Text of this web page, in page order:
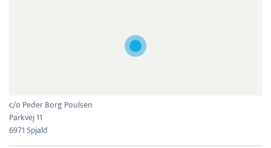
c/o Peder Borg Poulsen
Parkvej 11
6971 Spjald